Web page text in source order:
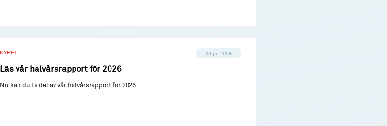
NYHET 08 jul 2026
Läs vår halvårsrapport för 2026
Nu kan du ta del av vår halvårsrapport för 2026.